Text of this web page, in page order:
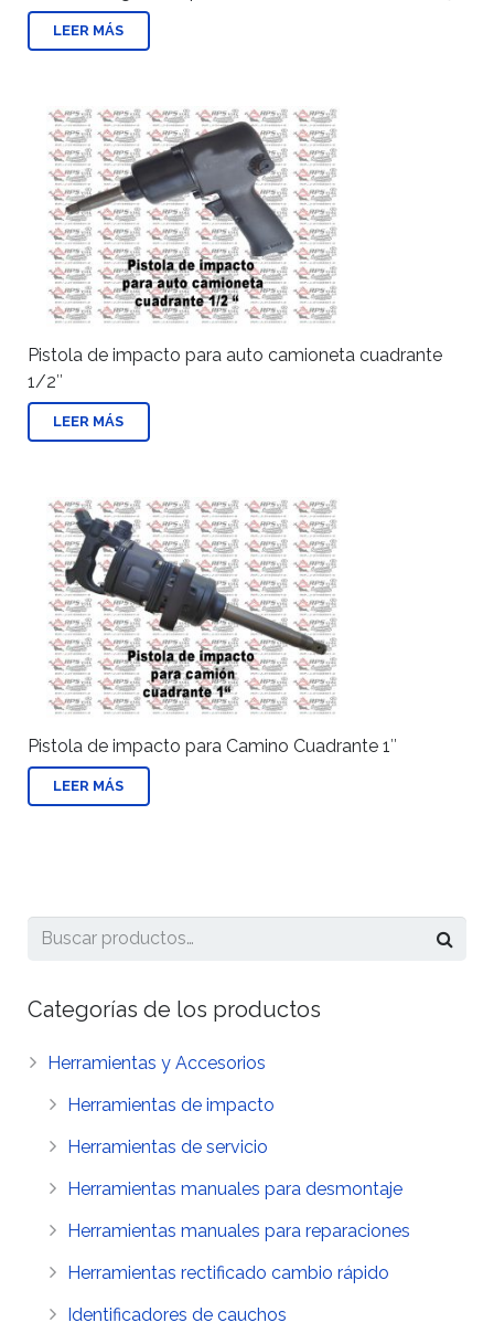
LEER MÁS
Pistola de impacto para auto camioneta cuadrante
1/2″
LEER MÁS
Pistola de impacto para Camino Cuadrante 1″
LEER MÁS
Categorías de los productos
Herramientas y Accesorios
Herramientas de impacto
Herramientas de servicio
Herramientas manuales para desmontaje
Herramientas manuales para reparaciones
Herramientas rectificado cambio rápido
Identificadores de cauchos